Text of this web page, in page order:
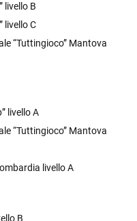
livello B
livello C
“Tuttingioco” Mantova
livello A
“Tuttingioco” Mantova
livello A
B